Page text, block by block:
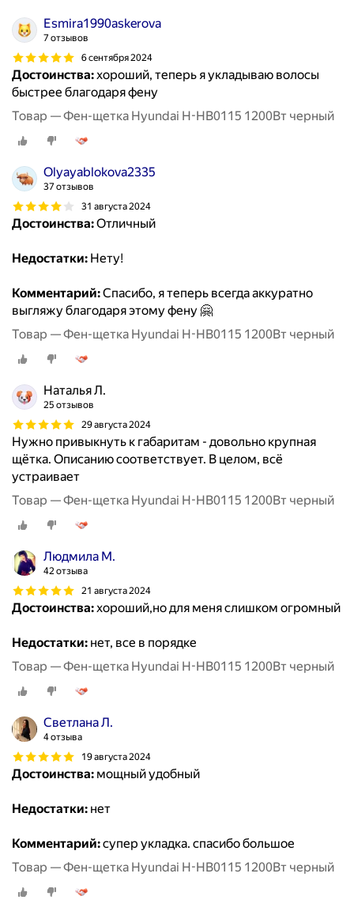
Esmira1990askerova
7 отзывов
6 сентября 2024
Достоинства:хороший, теперь я укладываю волосы
быстрее благодаря фену
Товар — Фен-щетка Hyundai H-HB0115 1200Вт черный
Olyayablokova2335
37 отзывов
31 августа 2024
Достоинства:Отличный
Недостатки: Нету!
Комментарий:Спасибо, я теперь всегда аккуратно
выгляжу благодаря этому фену 🤗
Товар — Фен-щетка Hyundai H-HB0115 1200Вт черный
Наталья Л.
25 отзывов
29 августа 2024
Нужно привыкнуть к габаритам - довольно крупная
щётка. Описанию соответствует. В целом, всё
устраивает
Товар — Фен-щетка Hyundai H-HB0115 1200Вт черный
Людмила М.
42 отзыва
21 августа 2024
Достоинства:хороший,но для меня слишком огромный
Недостатки: нет, все в порядке
Товар — Фен-щетка Hyundai H-HB0115 1200Вт черный
Светлана Л.
4 отзыва
19 августа 2024
Достоинства: мощный удобный
Недостатки: нет
Комментарий:супер укладка. спасибо большое
Товар — Фен-щетка Hyundai H-HB0115 1200Вт черный